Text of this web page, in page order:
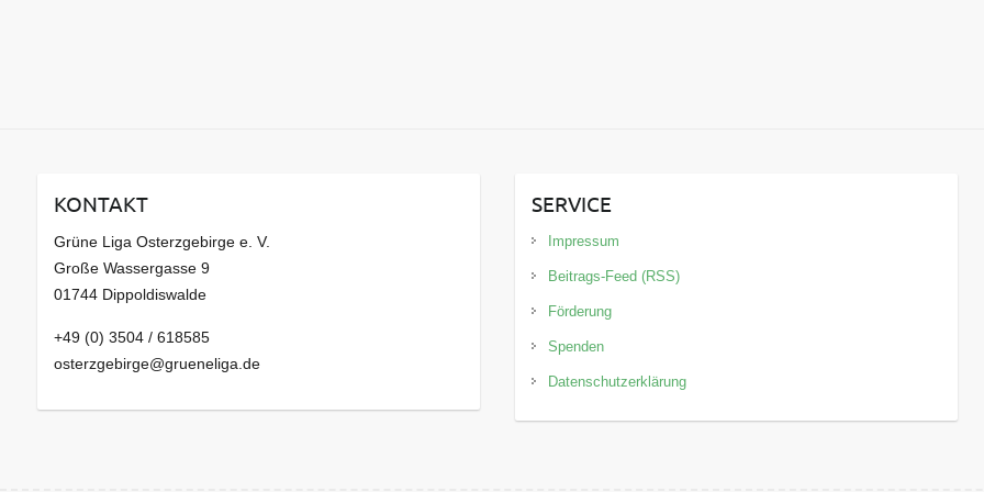
KONTAKT
Grüne Liga Osterzgebirge e. V.
Große Wassergasse 9
01744 Dippoldiswalde
+49 (0) 3504 / 618585
osterzgebirge@grueneliga.de
SERVICE
Impressum
Beitrags-Feed (RSS)
Förderung
Spenden
Datenschutzerklärung